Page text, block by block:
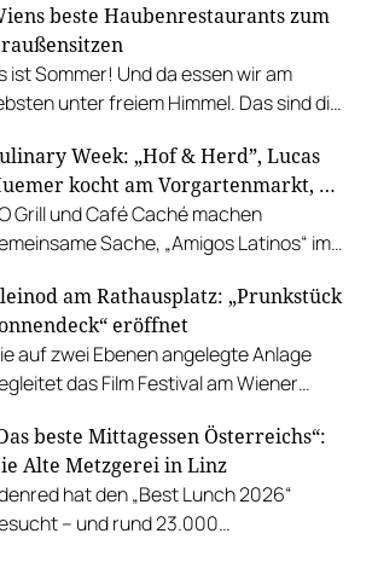
beste Haubenrestaurants zum
ist Sommer! Und da essen wir am
unter freiem Himmel. Das sind die
Week: „Hof & Herd”, Lucas
kocht am Vorgartenmarkt, …
Grill und Café Caché machen
Sache, „Amigos Latinos“ im
Rauch kocht in der Riederalm
am Rathausplatz: „Prunkstück
eröffnet
auf zwei Ebenen angelegte Anlage
das Film Festival am Wiener
Cocktails, Snacks und
beste Mittagessen Österreichs“:
Alte Metzgerei in Linz
hat den „Best Lunch 2026“
– und rund 23.000